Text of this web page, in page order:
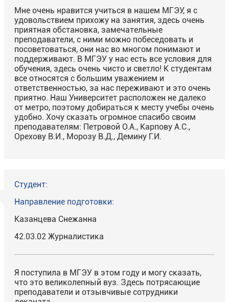
Мне очень нравится учиться в нашем МГЭУ, я с
удовольствием прихожу на занятия, здесь очень
приятная обстановка, замечательные
преподаватели, с ними можно побеседовать и
посоветоваться, они нас во многом понимают и
поддерживают. В МГЭУ у нас есть все условия для
обучения, здесь очень чисто и светло! К студентам
все относятся с большим уважением и
ответственностью, за нас переживают и это очень
приятно. Наш Университет расположен не далеко
от метро, поэтому добираться к месту учебы очень
удобно. Хочу сказать огромное спасибо своим
преподавателям: Петровой О.А., Карпову А.С.,
Орехову В.И., Морозу В.Д., Демину Г.И.
Студент:
Направление подготовки:
Казанцева Снежанна
42.03.02 Журналистика
Я поступила в МГЭУ в этом году и могу сказать,
что это великолепный вуз. Здесь потрясающие
преподаватели и отзывчивые сотрудники